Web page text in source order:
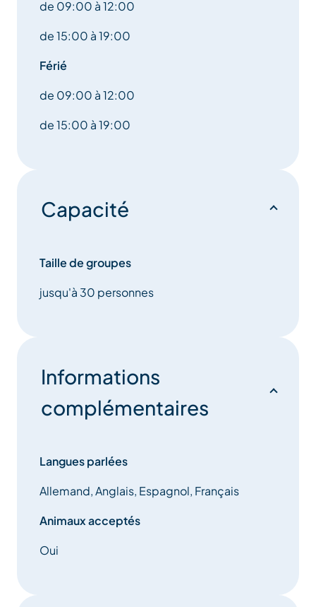
de 09:00 à 12:00
de 15:00 à 19:00
Férié
de 09:00 à 12:00
de 15:00 à 19:00
Capacité
Taille de groupes
jusqu'à 30 personnes
Informations
complémentaires
Langues parlées
Allemand, Anglais, Espagnol, Français
Animaux acceptés
Oui